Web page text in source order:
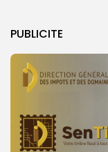
PUBLICITE